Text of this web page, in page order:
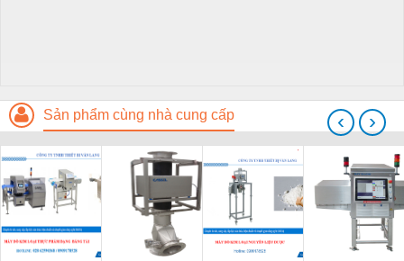
Sản phẩm cùng nhà cung cấp ‹ ›